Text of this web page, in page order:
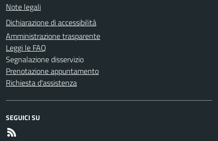
Note legali
Dichiarazione di accessibilità
Amministrazione trasparente
Leggi le FAQ
Segnalazione disservizio
Prenotazione appuntamento
Richiesta d'assistenza
SEGUICI SU